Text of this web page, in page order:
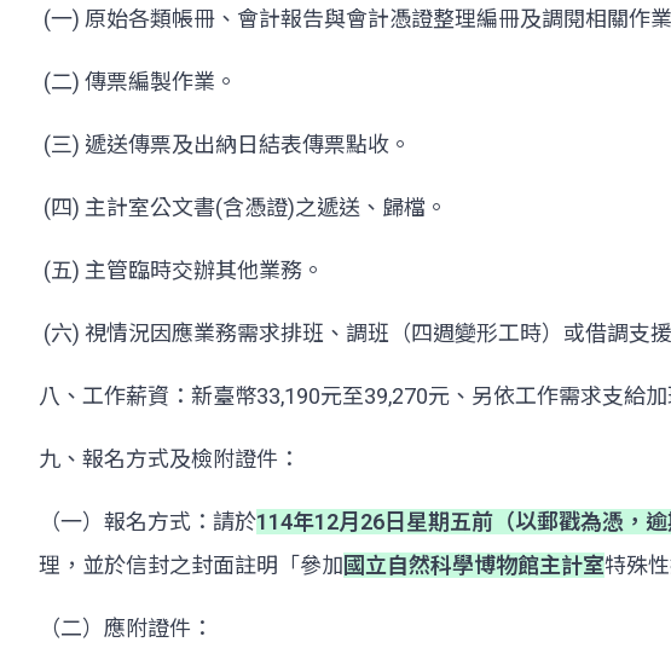
(一) 原始各類帳冊、會計報告與會計憑證整理編冊及調閱相關作業
(二) 傳票編製作業。
(三) 遞送傳票及出納日結表傳票點收。
(四) 主計室公文書(含憑證)之遞送、歸檔。
(五) 主管臨時交辦其他業務。
(六) 視情況因應業務需求排班、調班（四週變形工時）或借調支援
八、工作薪資：新臺幣33,190元至39,270元、另依工作需求支給
九、報名方式及檢附證件：
（一）報名方式：請於114年12月26日星期五前（以郵戳為憑，逾
理，並於信封之封面註明「參加國立自然科學博物館主計室特殊性
（二）應附證件：